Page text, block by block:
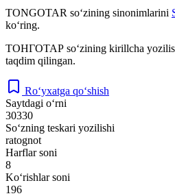
TONGOTAR so‘zining sinonimlarini
ko‘ring.
ТОНГОТАР so‘zining kirillcha
taqdim qilingan.
Ro‘yxatga qo‘shish
Saytdagi o‘rni
30330
So‘zning teskari yozilishi
ratognot
Harflar soni
8
Ko‘rishlar soni
196